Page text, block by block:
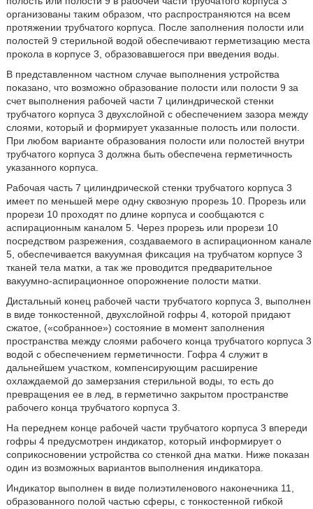
организованы таким образом, что распространяются на всем
протяжении трубчатого корпуса. После заполнения полости или
полостей 9 стерильной водой обеспечивают герметизацию места
прокола в корпусе 3, образовавшегося при введения воды.
В представленном частном случае выполнения устройства
показано, что возможно образование полости или полости 9 за
счет выполнения рабочей части 7 цилиндрической стенки
трубчатого корпуса 3 двухслойной с обеспечением зазора между
слоями, который и формирует указанные полость или полости.
При любом варианте образования полости или полостей внутри
трубчатого корпуса 3 должна быть обеспечена герметичность
указанного корпуса.
Рабочая часть 7 цилиндрической стенки трубчатого корпуса 3
имеет по меньшей мере одну сквозную прорезь 10. Прорезь или
прорези 10 проходят по длине корпуса и сообщаются с
аспирационным каналом 5. Через прорезь или прорези 10
посредством разрежения, создаваемого в аспирационном канале
5, обеспечивается вакуумная фиксация на трубчатом корпусе 3
тканей тела матки, а так же проводится предварительное
вакуумно-аспирационное опорожнение полости матки.
Дистальный конец рабочей части трубчатого корпуса 3, выполнен
в виде тонкостенной, двухслойной гофры 4, которой придают
сжатое, («собранное») состояние в момент заполнения
пространства между слоями рабочего конца трубчатого корпуса 3
водой с обеспечением герметичности. Гофра 4 служит в
дальнейшем участком, компенсирующим расширение
охлаждаемой до замерзания стерильной воды, то есть до
превращения ее в лед, в герметично закрытом пространстве
рабочего конца трубчатого корпуса 3.
На переднем конце рабочей части трубчатого корпуса 3 впереди
гофры 4 предусмотрен индикатор, который информирует о
соприкосновении устройства со стенкой дна матки. Ниже показан
один из возможных вариантов выполнения индикатора.
Индикатор выполнен в виде полиэтиленового наконечника 11,
образованного полой частью сферы, с тонкостенной гибкой